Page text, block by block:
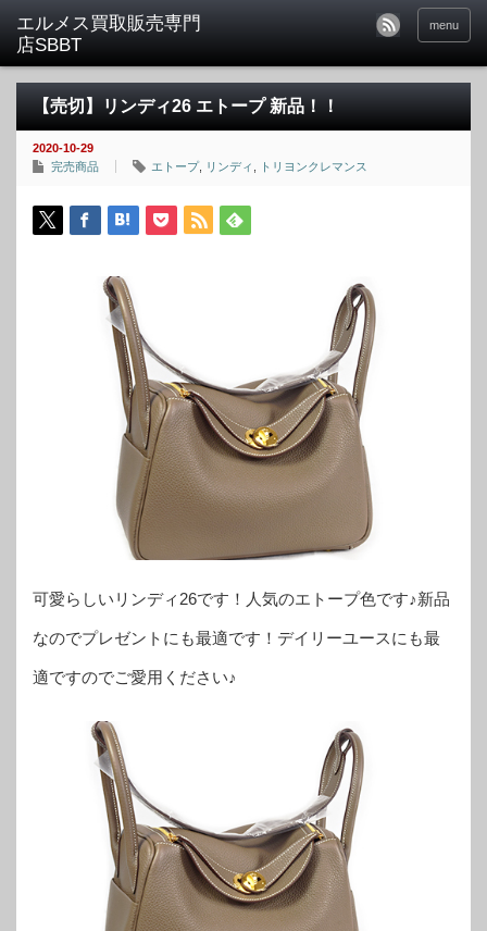
menu
【売切】リンディ26 エトープ 新品！！
2020-10-29
完売商品
エトープ, リンディ トリヨンクレマンス
可愛らしいリンディ26です！人気のエトープ色です♪新品
なのでプレゼントにも最適です！デイリーユースにも最
適ですのでご愛用ください♪